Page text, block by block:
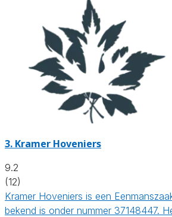
3. Kramer Hoveniers
9.2
(12)
Kramer Hoveniers is een
bekend is onder nummer 37148447.